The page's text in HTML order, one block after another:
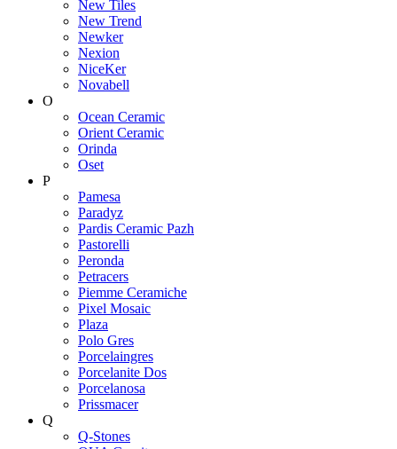
New Tiles
New Trend
Newker
Nexion
NiceKer
Novabell
O
Ocean Ceramic
Orient Ceramic
Orinda
Oset
P
Pamesa
Paradyz
Pardis Ceramic Pazh
Pastorelli
Peronda
Petracers
Piemme Ceramiche
Pixel Mosaic
Plaza
Polo Gres
Porcelaingres
Porcelanite Dos
Porcelanosa
Prissmacer
Q
Q-Stones